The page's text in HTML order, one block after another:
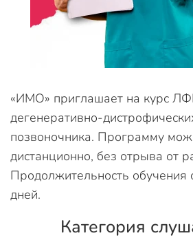
«ИМО» приглашает на курс
дегенеративно-
позвоночника. Программу
дистанционно, без отрыва от
Продолжительность обучения
дней.
Категория